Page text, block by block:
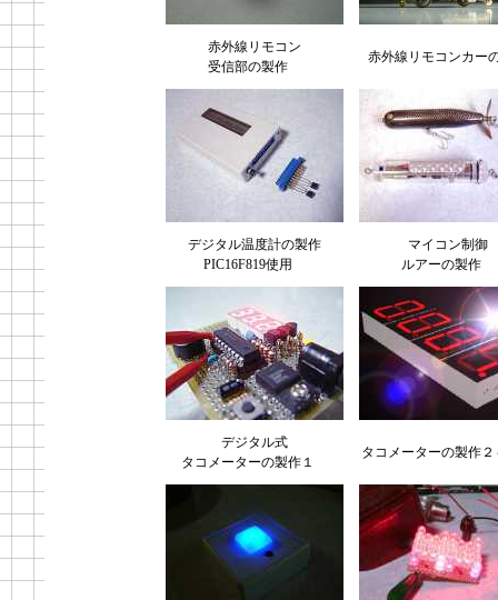
赤外線リモコン
受信部の製作
赤外線リモコンカー
デジタル温度計の製作
PIC16F819使用
マイコン制御
ルアーの製作
デジタル式
タコメーターの製作１
タコメーターの製作